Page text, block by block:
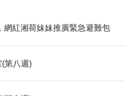
網紅湘荷妹妹推廣緊急避難包
第八週)